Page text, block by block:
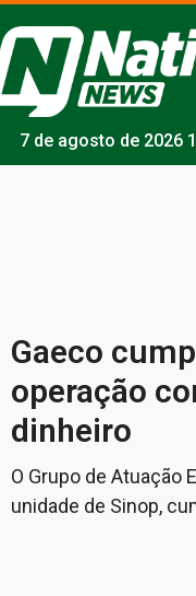
7 de agosto de 2026
Gaeco
operação
dinheiro
O Grupo de Atuação
unidade de Sinop,